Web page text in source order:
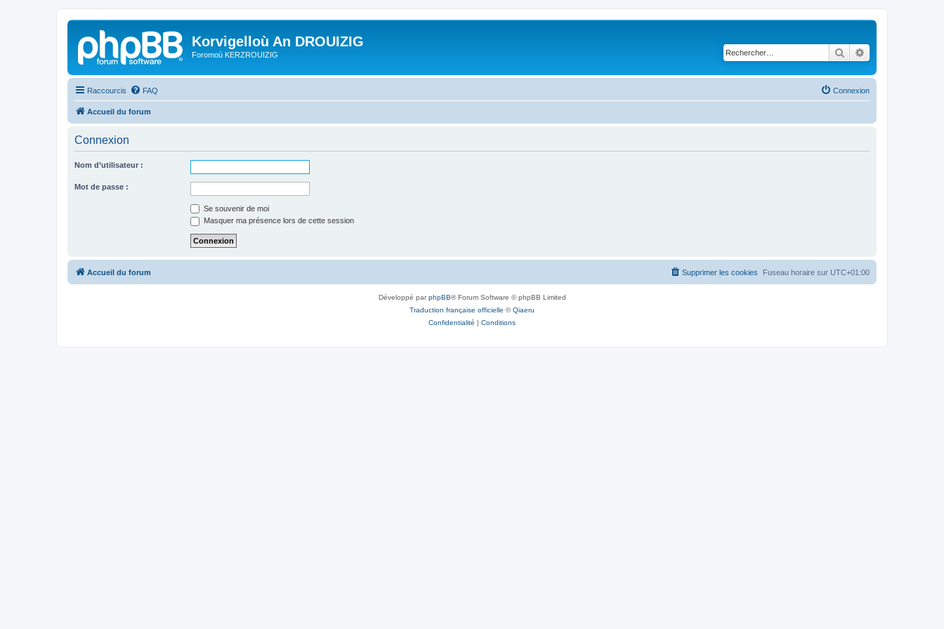
Korvigelloù An DROUIZIG
Foromoù KERZROUIZIG Rechercher
Raccourcis FAQ Connexion
Accueil du forum
Connexion
Nom d’utilisateur :
Mot de passe :
Se souvenir de moi
Masquer ma présence lors de cette session
Accueil du forum Fuseau horaire sur UTC+01:00
Supprimer les cookies
Développé parphpBB® Forum Software © phpBB Limited
Traduction française officielle ©Qiaeru
Confidentialité | Conditions